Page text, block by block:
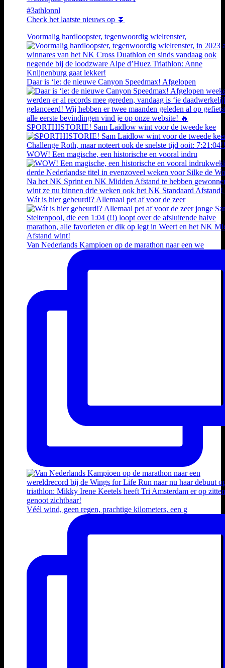
#3athlonnl
Check het laatste nieuws op ⏬
Voormalig hardloopster, tegenwoordig wielrenster,
Daar is ‘ie: de nieuwe Canyon Speedmax! Afgelopen
SPORTHISTORIE! Sam Laidlow wint voor de tweede kee
WOW! Een magische, een historische en vooral indru
Wát is hier gebeurd!? Allemaal pet af voor de zeer
Van Nederlands Kampioen op de marathon naar een we
Véél wind, geen regen, prachtige kilometers, een g